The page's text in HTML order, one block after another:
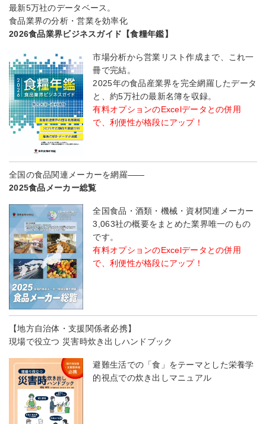
最新5万社のデータベース。
食品業界の分析・営業を効率化
2026食品業界ビジネスガイド【食糧年鑑】
市場分析から営業リスト作成まで、これ一
冊で完結。
2025年の食品産業界を完全網羅したデータ
と、約5万社の最新名簿を収録。
有料オプションのExcelデータとの併用
で、利便性が格段にアップ！
全国の食品関連メーカーを網羅――
2025食品メーカー総覧
全国食品・酒類・機械・資材関連メーカー
3,063社の概要をまとめた業界唯一のもの
です。
有料オプションのExcelデータとの併用
で、利便性が格段にアップ！
【地方自治体・支援関係者必携】
現場で役立つ 災害時炊き出しハンドブック
避難生活での「食」をテーマとした栄養学
的視点での炊き出しマニュアル